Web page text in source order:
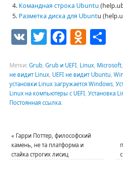
Командная строка Ubuntu
Разметка диска для Ubuntu
VKTwitter
Метки: Grub, Grub и UEFI, Linux, Microsoft,
не видит Linux, UEFI не видит Ubuntu,
установки Linux загружается Windows,
Linux на компьютеры с UEFI, Установка
Постоянная ссылка.
« Гарри Поттер, философский
камень, не та платформа и
стайка строгих лисиц